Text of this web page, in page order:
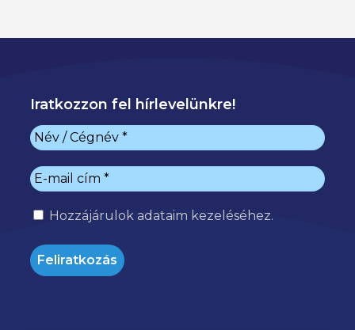
Iratkozzon fel hírlevelünkre!
Hozzájárulok adataim kezeléséhez.